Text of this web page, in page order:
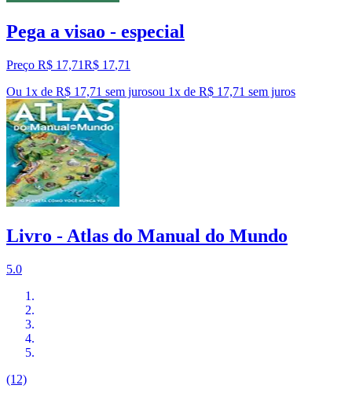
Pega a visao - especial
Preço R$ 17,71R$ 17,71
Ou 1x de R$ 17,71 sem jurosou 1x de R$ 17,71 sem juros
Livro - Atlas do Manual do Mundo
5.0
(12)